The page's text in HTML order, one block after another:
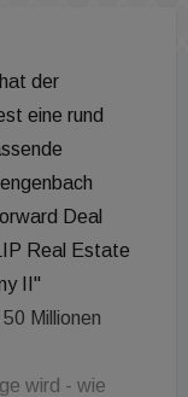
der
eine rund
Deal
Real Estate
II"
Millionen
wird - wie